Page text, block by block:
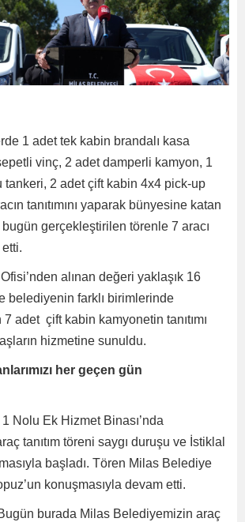
1 adet tek kabin brandalı kasa
vinç, 2 adet damperli kamyon, 1
tankeri, 2 adet çift kabin 4x4 pick-up
tanıtımını yaparak bünyesine katan
gerçekleştirilen törenle 7 aracı
alınan değeri yaklaşık 16
belediyenin farklı birimlerinde
adet çift kabin kamyonetin tanıtımı
hizmetine sunuldu.
her geçen gün
Nolu Ek Hizmet Binası’nda
tanıtım töreni saygı duruşu ve İstiklal
başladı. Tören Milas Belediye
konuşmasıyla devam etti.
burada Milas Belediyemizin araç